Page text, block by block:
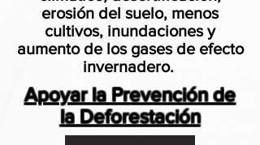
erosión del suelo, menos
cultivos, inundaciones y
aumento de los gases de efecto
invernadero.
Apoyar la Prevención de
la Deforestación